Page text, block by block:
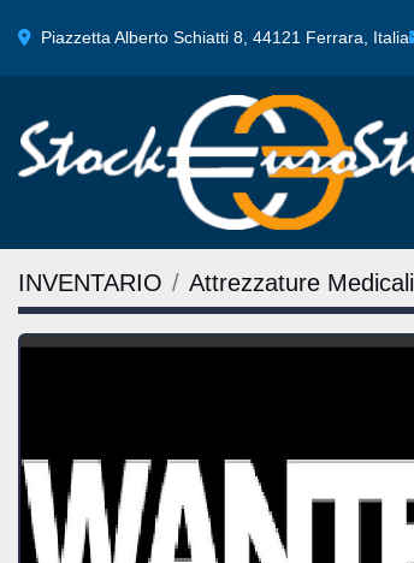
Piazzetta Alberto Schiatti 8, 44121 Ferrara, Italia
INVENTARIO Attrezzature Medicali